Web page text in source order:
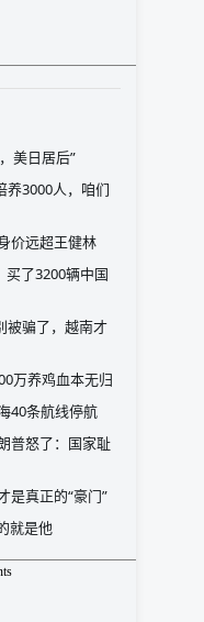
美日居后”
养3000人，咱们
价远超王健林
了3200辆中国
被骗了，越南才
万养鸡血本无归
40条航线停航
普怒了：国家耻
是真正的“豪门”
就是他